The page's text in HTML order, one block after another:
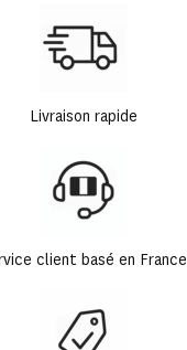
Livraison rapide
client basé en France